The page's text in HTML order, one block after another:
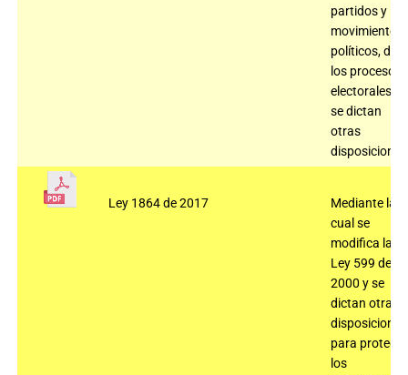
partidos y
movimientos
políticos, de
los procesos
electorales y
se dictan
otras
Ley 1864 de 2017
Mediante la
cual se
modifica la
Ley 599 de
2000 y se
dictan otras
disposiciones
para proteger
los